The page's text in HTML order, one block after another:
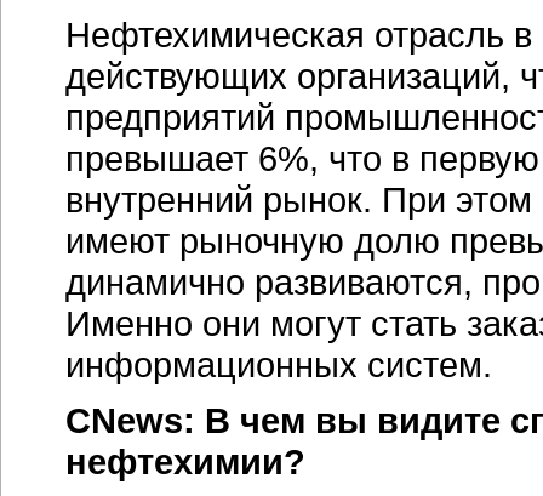
Нефтехимическая отрасль
действующих организаций,
предприятий
превышает 6%, что в
внутренний рынок. При
имеют рыночную долю
динамично развиваются,
Именно они могут стать
информационных систем.
CNews: В чем вы видите
нефтехимии?